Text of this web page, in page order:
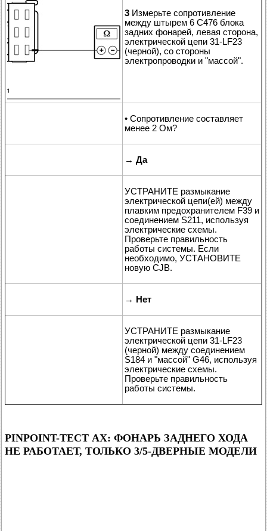
3 Измерьте сопротивление
между штырем 6 C476 блока
задних фонарей, левая сторона,
электрической цепи 31-LF23
(черной), со стороны
электропроводки и "массой".
• Сопротивление составляет
менее 2 Ом?
→ Да
УСТРАНИТЕ размыкание
электрической цепи(ей) между
плавким предохранителем F39 и
соединением S211, используя
электрические схемы.
Проверьте правильность
работы системы. Если
необходимо, УСТАНОВИТЕ
новую CJB.
→ Нет
УСТРАНИТЕ размыкание
электрической цепи 31-LF23
(черной) между соединением
S184 и "массой" G46, используя
электрические схемы.
Проверьте правильность
работы системы.
PINPOINT-ТЕСТ AX: ФОНАРЬ ЗАДНЕГО ХОДА
НЕ РАБОТАЕТ, ТОЛЬКО 3/5-ДВЕРНЫЕ МОДЕЛИ